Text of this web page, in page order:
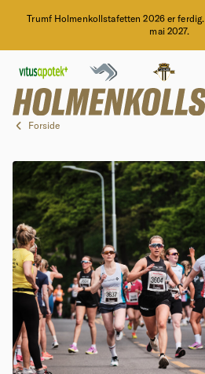
Trumf Holmenkollstafetten 2026 er
mai 2027.
Forside